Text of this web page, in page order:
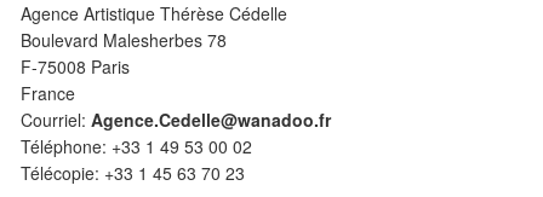
Agence Artistique Thérèse Cédelle
Boulevard Malesherbes 78
F-75008 Paris
France
Courriel: Agence.Cedelle@wanadoo.fr
Téléphone: +33 1 49 53 00 02
Télécopie: +33 1 45 63 70 23